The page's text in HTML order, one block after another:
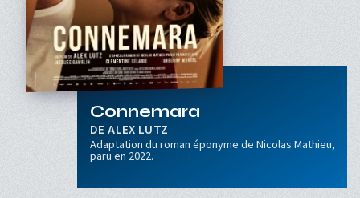
Connemara
ALEX LUTZ
Adaptation du roman éponyme de Nicolas Mathieu,
paru en 2022.